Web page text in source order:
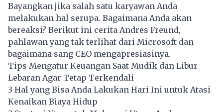
Bayangkan jika salah satu karyawan Anda
melakukan hal serupa. Bagaimana Anda akan
bereaksi? Berikut ini cerita Andres Freund,
pahlawan yang tak terlihat dari Microsoft dan
bagaimana sang CEO mengapresiasinya.
Tips Mengatur Keuangan Saat Mudik dan Libur
Lebaran Agar Tetap Terkendali
3 Hal yang Bisa Anda Lakukan Hari Ini untuk Atasi
Kenaikan Biaya Hidup